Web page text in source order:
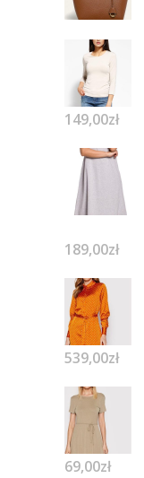
149,00zł
189,00zł
539,00zł
69,00zł